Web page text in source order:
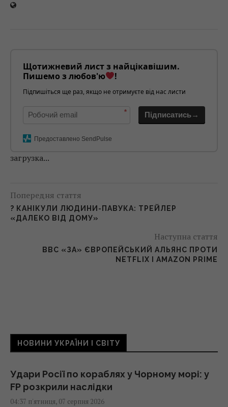
Щотижневий лист з найцікавішим.
Пишемо з любов'ю
!
Підпишіться ще раз, якщо не отримуєте від нас листи
* Підписатись→
Предоставлено SendPulse
загрузка...
Попередня стаття
? КАНІКУЛИ ЛЮДИНИ-ПАВУКА: ТРЕЙЛЕР
«ДАЛЕКО ВІД ДОМУ»
Наступна стаття
BBC «ЗА» ЄВРОПЕЙСЬКИЙ АЛЬЯНС ПРОТИ
NETFLIX І AMAZON PRIME
НОВИНИ УКРАЇНИ І СВІТУ
Удари Росії по кораблях у Чорному морі: у
FP розкрили наслідки
04:37 п'ятниця, 07 серпня 2026